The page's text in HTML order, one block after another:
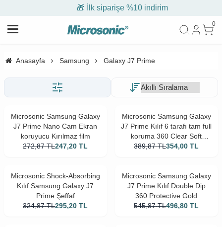
🎁 İlk siparişe %10 indirim
0
Anasayfa Samsung Galaxy J7 Prime
Microsonic Samsung Galaxy
J7 Prime Nano Cam Ekran
koruyucu Kırılmaz film
272,87 TL247,20 TL
Microsonic Samsung Galaxy
J7 Prime Kılıf 6 tarafı tam full
koruma 360 Clear Soft
Şeffaf
389,87 TL354,00 TL
Microsonic Shock-Absorbing
Kılıf Samsung Galaxy J7
Prime Şeffaf
324,87 TL295,20 TL
Microsonic Samsung Galaxy
J7 Prime Kılıf Double Dip
360 Protective Gold
545,87 TL496,80 TL